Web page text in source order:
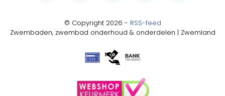
© Copyright 2026 - RSS-feed
Zwembaden, zwembad onderhoud & onderdelen | Zwemland